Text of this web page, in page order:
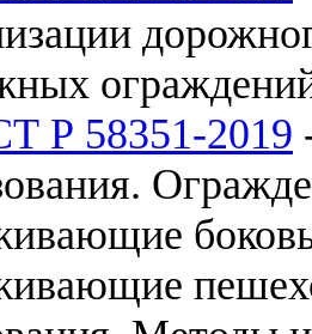
Р 58351-2019